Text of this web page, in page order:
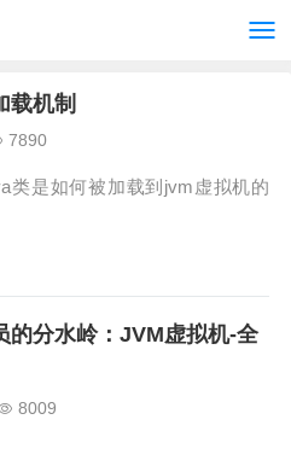
机制
7890
类是如何被加载到jvm虚拟机的
的分水岭：JVM虚拟机-全
8009